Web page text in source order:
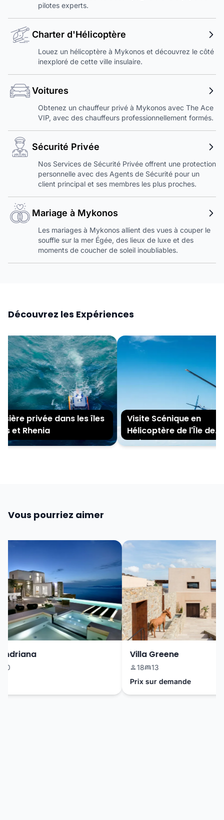
pilotes experts.
Charter d'Hélicoptère
Louez un hélicoptère à Mykonos et découvrez le côté
inexploré de cette ville insulaire.
Voitures
Obtenez un chauffeur privé à Mykonos avec The Ace
VIP, avec des chauffeurs professionnellement formés.
Sécurité Privée
Nos Services de Sécurité Privée offrent une protection
personnelle avec des Agents de Sécurité pour un
client principal et ses membres les plus proches.
Mariage à Mykonos
Les mariages à Mykonos allient des vues à couper le
souffle sur la mer Égée, des lieux de luxe et des
moments de coucher de soleil inoubliables.
Découvrez les Expériences
privée dans les îles
et Rhenia
Visite Scénique en
Hélicoptère de l'Île de
Mykonos
Vous pourriez aimer
Villa Greene
18
13
Prix sur demande